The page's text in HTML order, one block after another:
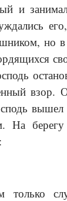
и
но
взор.
На
только